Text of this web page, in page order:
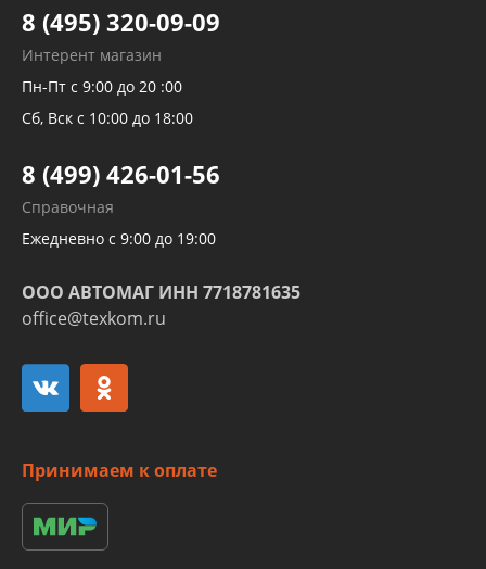
Тормозных трубок
Рукавов гидроусилителей
Рукавов компрессоров и турбин
Трубок кондиционеров
Развертка пайка медных стальных
алюминиевых трубок и штуцеров
8 (495) 320-09-09
Интерент магазин
Пн-Пт с 9:00 до 20 :00
Сб, Вск с 10:00 до 18:00
8 (499) 426-01-56
Справочная
Ежедневно с 9:00 до 19:00
ООО АВТОМАГ ИНН 7718781635
office@texkom.ru
Принимаем к оплате